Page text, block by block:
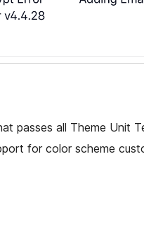
passes all Theme Unit
for color scheme